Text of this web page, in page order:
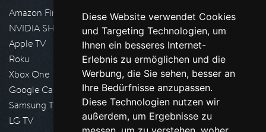
Diese Website verwendet Cookies
und Targeting Technologien, um
Ihnen ein besseres Internet-
Erlebnis zu ermöglichen und die
Werbung, die Sie sehen, besser an
Ihre Bedürfnisse anzupassen.
Diese Technologien nutzen wir
außerdem, um Ergebnisse zu
Amazon FireTV
NVIDIA SHIELD, Google TV
Apple TV
Roku
Xbox One
Google Cast
Samsung TV
LG TV